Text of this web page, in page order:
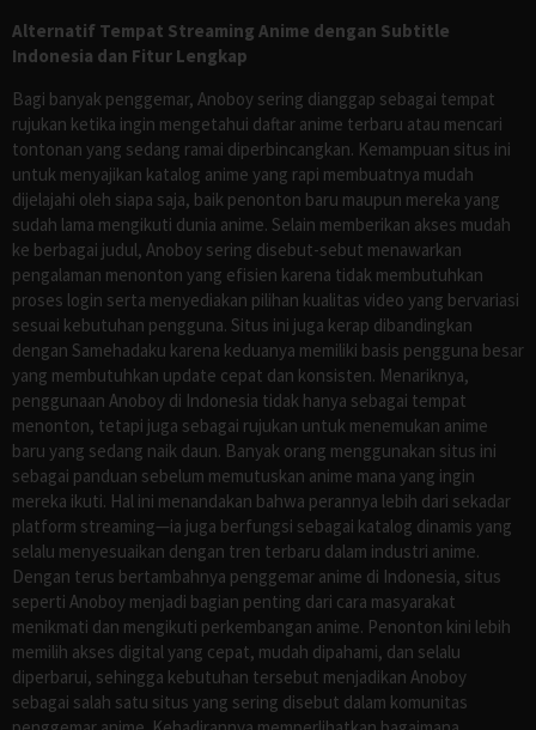
Alternatif Tempat Streaming Anime dengan Subtitle
Indonesia dan Fitur Lengkap
Bagi banyak penggemar, Anoboy sering dianggap sebagai tempat
rujukan ketika ingin mengetahui daftar anime terbaru atau mencari
tontonan yang sedang ramai diperbincangkan. Kemampuan situs ini
untuk menyajikan katalog anime yang rapi membuatnya mudah
dijelajahi oleh siapa saja, baik penonton baru maupun mereka yang
sudah lama mengikuti dunia anime. Selain memberikan akses mudah
ke berbagai judul, Anoboy sering disebut-sebut menawarkan
pengalaman menonton yang efisien karena tidak membutuhkan
proses login serta menyediakan pilihan kualitas video yang bervariasi
sesuai kebutuhan pengguna. Situs ini juga kerap dibandingkan
dengan Samehadaku karena keduanya memiliki basis pengguna besar
yang membutuhkan update cepat dan konsisten. Menariknya,
penggunaan Anoboy di Indonesia tidak hanya sebagai tempat
menonton, tetapi juga sebagai rujukan untuk menemukan anime
baru yang sedang naik daun. Banyak orang menggunakan situs ini
sebagai panduan sebelum memutuskan anime mana yang ingin
mereka ikuti. Hal ini menandakan bahwa perannya lebih dari sekadar
platform streaming—ia juga berfungsi sebagai katalog dinamis yang
selalu menyesuaikan dengan tren terbaru dalam industri anime.
Dengan terus bertambahnya penggemar anime di Indonesia, situs
seperti Anoboy menjadi bagian penting dari cara masyarakat
menikmati dan mengikuti perkembangan anime. Penonton kini lebih
memilih akses digital yang cepat, mudah dipahami, dan selalu
diperbarui, sehingga kebutuhan tersebut menjadikan Anoboy
sebagai salah satu situs yang sering disebut dalam komunitas